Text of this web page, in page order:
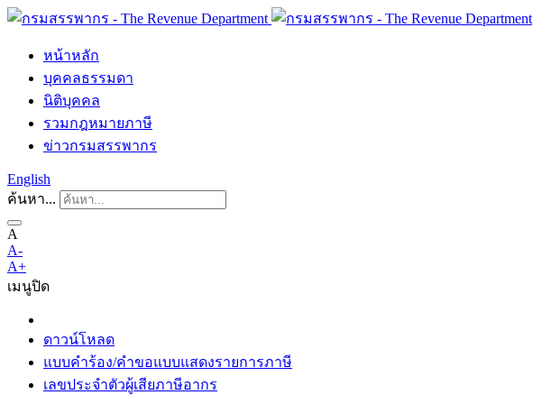
หน้าหลัก
บุคคลธรรมดา
นิติบุคคล
รวมกฎหมายภาษี
ข่าวกรมสรรพากร
English
ค้นหา...
A
A-
A+
เมนูปิด
ดาวน์โหลด
แบบคำร้อง/คำขอแบบแสดงรายการภาษี
เลขประจำตัวผู้เสียภาษีอากร